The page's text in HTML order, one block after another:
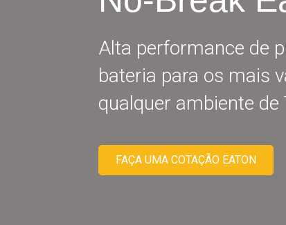
Alta performance de
bateria para os mais
qualquer ambiente
FAÇA UMA COTAÇÃO EATON